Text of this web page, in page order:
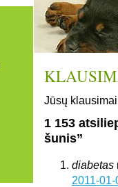
Jūsų
1 153
šunis”
diabetas
2011-